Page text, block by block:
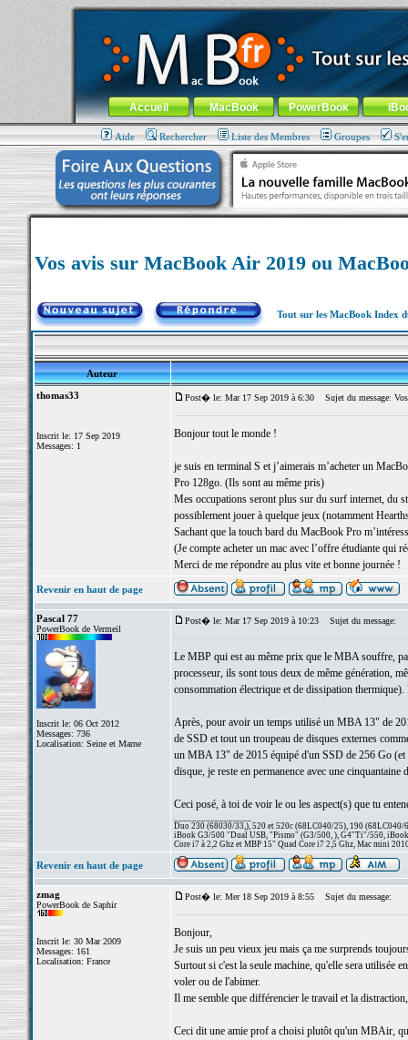
MacBook-fr.com : 100% Apple... 100% nomade !
Aller au contenu-Aller au menu général-Aller au menu de
Menu général
Accueil MacBook PowerBook
Aide Rechercher Liste des Membres Groupes
Vos avis sur MacBook Air 2019 ou
Tout sur les MacBook Index
Auteur
thomas33
Inscrit le: 17 Sep 2019
Messages: 1
Post� le: Mar 17 Sep 2019 à 6:30 Sujet du message:
Bonjour tout le monde !
je suis en terminal S et j’aimerais m’acheter un
Pro 128go. (Ils sont au même pris)
Mes occupations seront plus sur du surf internet, du
possiblement jouer à quelque jeux (notamment
Sachant que la touch bard du MacBook Pro
(Je compte acheter un mac avec l’offre étudiante qui
Merci de me répondre au plus vite et bonne journée !
Revenir en haut de page
Pascal 77
PowerBook de Vermeil
Inscrit le: 06 Oct 2012
Messages: 736
Localisation: Seine et Marne
Post� le: Mar 17 Sep 2019 à 10:23 Sujet du message:
Le MBP qui est au même prix que le MBA souffre,
processeur, ils sont tous deux de même génération,
consommation électrique et de dissipation
Après, pour avoir un temps utilisé un MBA 13" de
de SSD et tout un troupeau de disques externes
un MBA 13" de 2015 équipé d'un SSD de 256 Go (et
disque, je reste en permanence avec une
Ceci posé, à toi de voir le ou les aspect(s) que tu
Duo 230 (68030/33,), 520 et 520c (68LC040/25), 190 (68LC040/
iBook G3/500 "Dual USB, "Pismo" (G3/500, ), G4"Ti"/550,
Core i7 à 2,2 Ghz et MBP 15" Quad Core i7 2,5 Ghz, Mac mini
Revenir en haut de page
zmag
PowerBook de Saphir
Inscrit le: 30 Mar 2009
Messages: 161
Localisation: France
Post� le: Mer 18 Sep 2019 à 8:55 Sujet du message:
Bonjour,
Je suis un peu vieux jeu mais ça me surprends
Surtout si c'est la seule machine, qu'elle sera utilisée
voler ou de l'abimer.
Il me semble que différencier le travail et la
Ceci dit une amie prof a choisi plutôt qu'un MBAir,